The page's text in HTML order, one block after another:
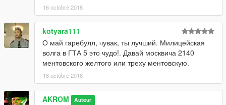
16 octobre 2018
kotyara111
О май гаребулл, чувак, ты лучший. Милицейская
волга в ГТА 5 это чудо!. Давай москвича 2140
ментовского желтого или треху ментовскую.
18 octobre 2018
AKROM Auteur